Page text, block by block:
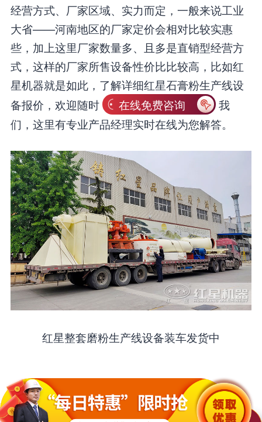
经营方式、厂家区域、实力而定，一般来说工业
大省——河南地区的厂家定价会相对比较实惠
些，加上这里厂家数量多、且多是直销型经营方
式，这样的厂家所售设备性价比比较高，比如红
星机器就是如此，了解详细红星石膏粉生产线设
备报价，欢迎随时
在线免费咨询
我
们，这里有专业产品经理实时在线为您解答。
红星整套磨粉生产线设备装车发货中